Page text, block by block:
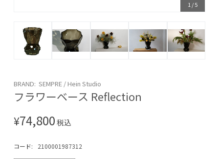
1 /5
BRAND: SEMPRE / Hein Studio
フラワーベース Reflection
¥74,800税込
コード: 2100001987312